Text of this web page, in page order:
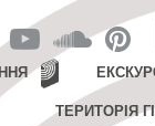
ТЕРИТОРІЯ